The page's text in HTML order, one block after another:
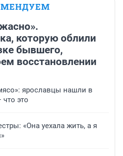
которую облили
бывшего,
восстановлении
ярославцы нашли в
это
«Она уехала жить, а я